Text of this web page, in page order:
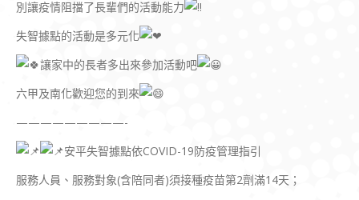
別讓疫情阻擋了長輩們的活動能力
失智據點的活動是多元化
讓家中的長者多出來參加活動吧
六甲及南化歡迎您的到來
—————————-
安平失智據點依COVID-19防疫管理指引
服務人員、服務對象(含陪同者)須接種疫苗第2劑滿14天；